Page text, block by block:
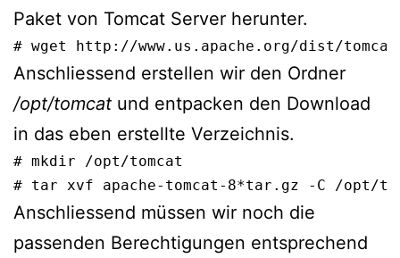
Paket von Tomcat Server herunter.
# wget http://www.us.apache.org/dist/
Anschliessend erstellen wir den Ordner
/opt/tomcat und entpacken den Download
in das eben erstellte Verzeichnis.
# mkdir /opt/tomcat
# tar xvf apache-tomcat-8*tar.gz -C /opt/
Anschliessend müssen wir noch die
passenden Berechtigungen entsprechend